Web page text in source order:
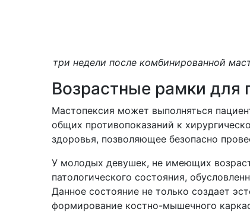
три недели после комбинированной
Возрастные рамки для
Мастопексия может выполняться
общих противопоказаний к
здоровья, позволяющее безопасно
У молодых девушек, не имеющих
патологического состояния,
Данное состояние не только создает
формирование костно-мышечного